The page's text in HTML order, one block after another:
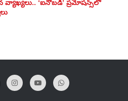
వ్యాఖ్యలు.. ‘ఐనోబడీ’ ప్రమోషన్స్‌లో